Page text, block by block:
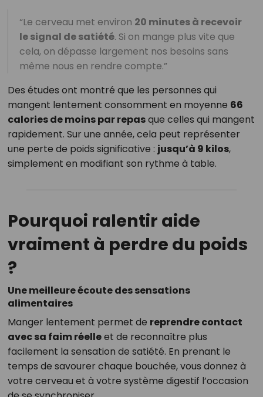
“Le cerveau met environ 20 minutes à recevoir
le signal de satiété. Si on mange plus vite que
cela, on dépasse largement nos besoins sans
même nous en rendre compte.”
Des études ont montré que les personnes qui
mangent lentement consomment en moyenne 66
calories de moins par repasque celles qui mangent
rapidement. Sur une année, cela peut représenter
une perte de poids significative : jusqu’à 9 kilos,
simplement en modifiant son rythme à table.
Pourquoi ralentir aide
vraiment à perdre du poids
?
Une meilleure écoute des sensations
alimentaires
Manger lentement permet de reprendre contact
avec sa faim réelleet de reconnaître plus
facilement la sensation de satiété. En prenant le
temps de savourer chaque bouchée, vous donnez à
votre cerveau et à votre système digestif l’occasion